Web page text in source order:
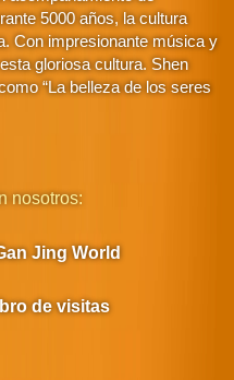
5000 años, la cultura
Con impresionante música y
gloriosa cultura. Shen
“La belleza de los seres
nosotros:
Jing World
de visitas